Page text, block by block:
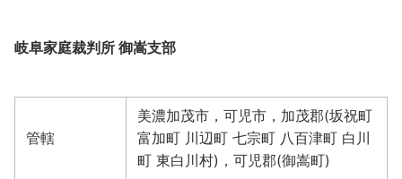
岐阜家庭裁判所 御嵩支部
管轄
美濃加茂市，可児市，加茂郡(坂祝町
富加町 川辺町 七宗町 八百津町 白川
町 東白川村)，可児郡(御嵩町)